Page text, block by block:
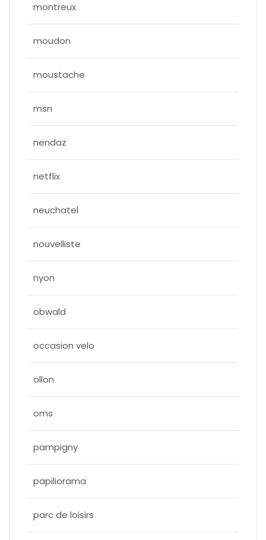
montreux
moudon
moustache
msn
nendaz
netflix
neuchatel
nouvelliste
nyon
obwald
occasion velo
ollon
oms
pampigny
papiliorama
parc de loisirs